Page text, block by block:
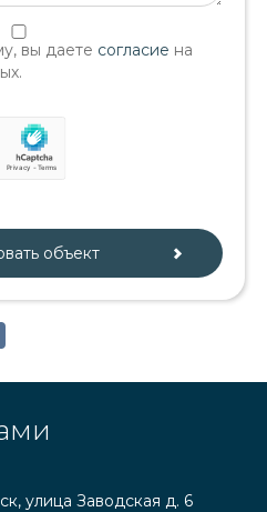
вы даете согласие на
улица Заводская д. 6